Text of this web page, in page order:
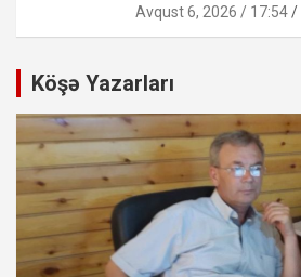
Avqust 6, 2026 / 17:54
Köşə Yazarları